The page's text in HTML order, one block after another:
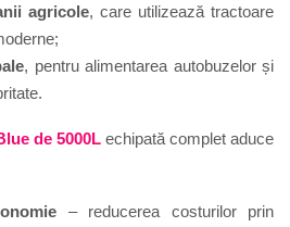
agricole, care utilizează tractoare
, pentru alimentarea autobuzelor și
de 5000L echipată complet aduce
– reducerea costurilor prin